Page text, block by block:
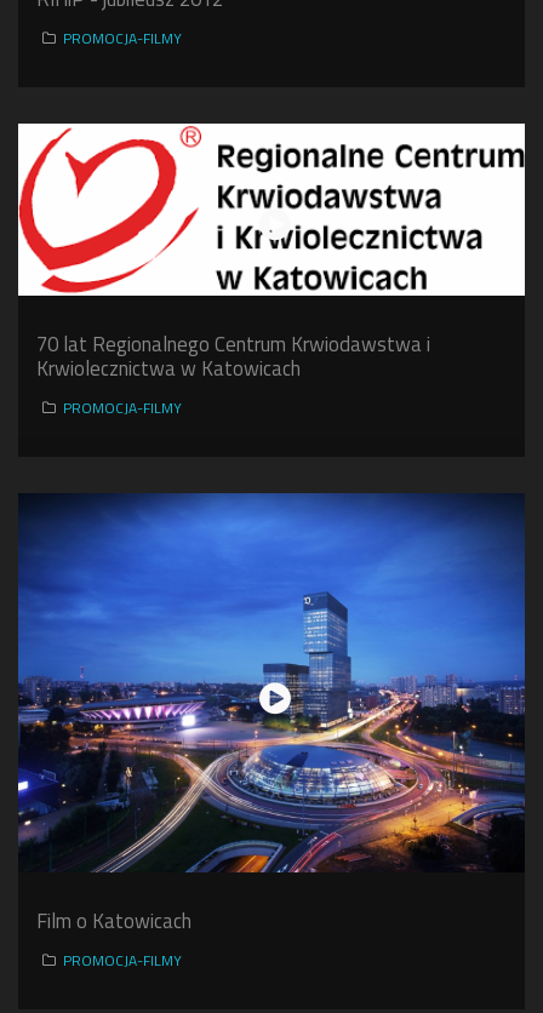
PROMOCJA-FILMY
70 lat Regionalnego Centrum Krwiodawstwa i
Krwiolecznictwa w Katowicach
PROMOCJA-FILMY
Film o Katowicach
PROMOCJA-FILMY